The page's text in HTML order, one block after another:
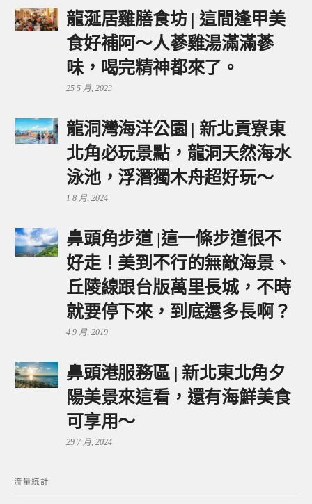
龍涎居雞膳食坊 | 這間逢甲美
食好補阿～人蔘雞湯滿滿蔘
味，喝完精神都來了。
25 5 月, 2023
龍洞灣海洋公園 | 新北貢寮東
北角必玩景點，龍洞天然海水
泳池，浮潛獨木舟超好玩～
1 8 月, 2024
鼻頭角步道 |這一條步道很不
好走！美到不行的無敵海景、
丘陵線跟台版萬里長城，不時
就要停下來，到底還多長啊？
4 9 月, 2019
鼻頭港服務區 | 新北東北角夕
陽美景來這看，還有海鮮美食
可享用～
29 7 月, 2024
流量統計